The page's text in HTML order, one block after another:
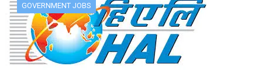
GOVERNMENT JOBS